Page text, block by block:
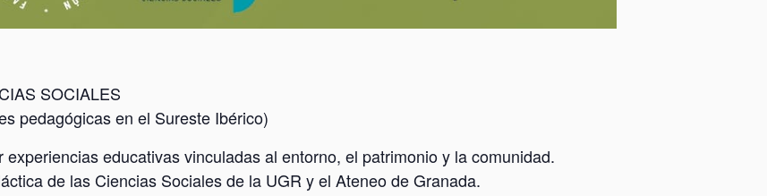
SOCIALES
pedagógicas en el Sureste Ibérico)
educativas vinculadas al entorno, el patrimonio y la comunidad.
de las Ciencias Sociales de la UGR y el Ateneo de Granada.